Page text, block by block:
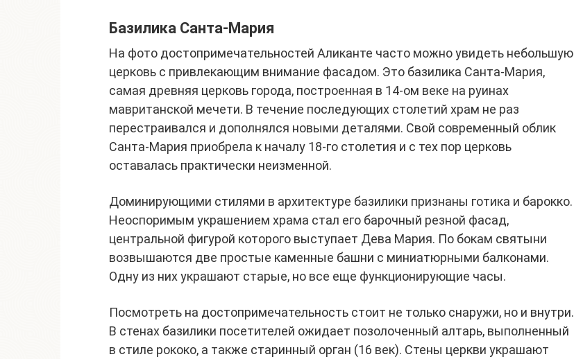
Базилика Санта-Мария
На фото достопримечательностей Аликанте часто можно увидеть небольшую
церковь с привлекающим внимание фасадом. Это базилика Санта-Мария,
самая древняя церковь города, построенная в 14-ом веке на руинах
мавританской мечети. В течение последующих столетий храм не раз
перестраивался и дополнялся новыми деталями. Свой современный облик
Санта-Мария приобрела к началу 18-го столетия и с тех пор церковь
оставалась практически неизменной.
Доминирующими стилями в архитектуре базилики признаны готика и барокко.
Неоспоримым украшением храма стал его барочный резной фасад,
центральной фигурой которого выступает Дева Мария. По бокам святыни
возвышаются две простые каменные башни с миниатюрными балконами.
Одну из них украшают старые, но все еще функционирующие часы.
Посмотреть на достопримечательность стоит не только снаружи, но и внутри.
В стенах базилики посетителей ожидает позолоченный алтарь, выполненный
в стиле рококо, а также старинный орган (16 век). Стены церкви украшают